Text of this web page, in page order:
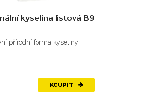
kyselina listová B9
přírodní forma kyseliny
KOUPIT